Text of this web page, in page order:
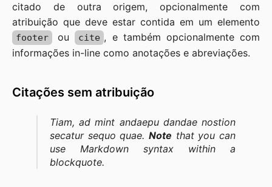
citado de outra origem, opcionalmente com
atribuição que deve estar contida em um elemento
footer ou cite , e também opcionalmente com
informações in-line como anotações e abreviações.
Citações sem atribuição
Tiam, ad mint andaepu dandae nostion
secatur sequo quae. Note that you can
use Markdown syntax within a
blockquote.